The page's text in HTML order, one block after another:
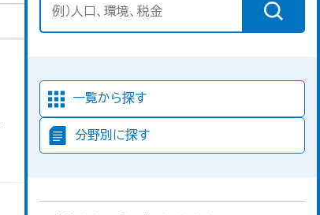
一覧から探す
分野別に探す